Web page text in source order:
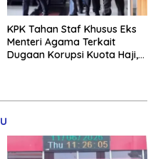
KPK Tahan Staf Khusus Eks
Menteri Agama Terkait
Dugaan Korupsi Kuota Haji,